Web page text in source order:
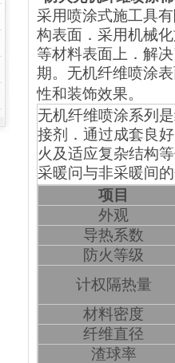
采用喷涂式施工具
构表面．采用机械
等材料表面上．解
期。无机纤维喷涂
性和装饰效果。
无机纤维喷涂系列
接剂．通过成套良
火及适应复杂结构
采暖问与非采暖间
项目
外观
导热系数
防火等级
计权隔热量
材料密度
纤维直径
渣球率